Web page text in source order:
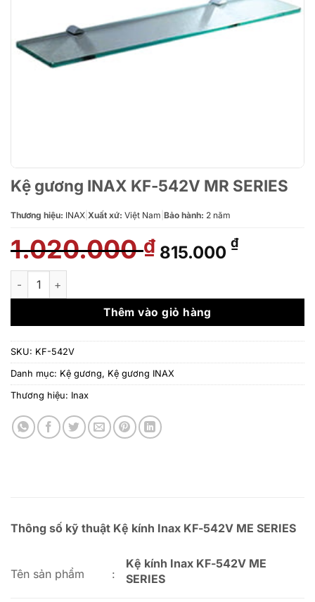
Kệ gương INAX KF-542V MR SERIES
Thương hiệu: INAX Xuất xứ: Việt Nam Bảo hành: 2 năm
1.020.000₫ Giá
gốc
1.020.000 ₫.
815.000 ₫Giá
là:
Kệ gương INAX KF-542V MR SERIES số lượng
Thêm vào giỏ hàng
SKU: KF-542V
Danh mục: Kệ gương, Kệ gương INAX
Thương hiệu: Inax
Thông số kỹ thuật Kệ kính Inax KF-542V ME SERIES
Tên sản phẩm :
Kệ kính Inax KF-542V ME
SERIES